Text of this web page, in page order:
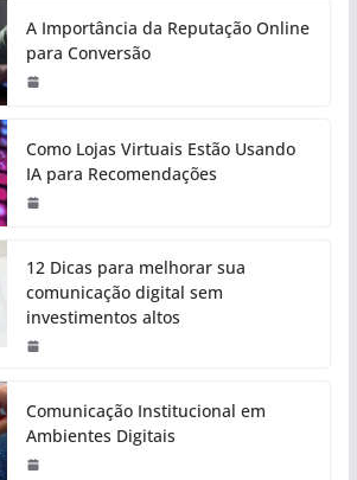
A Importância da Reputação Online
para Conversão
Como Lojas Virtuais Estão Usando
IA para Recomendações
12 Dicas para melhorar sua
comunicação digital sem
investimentos altos
Comunicação Institucional em
Ambientes Digitais